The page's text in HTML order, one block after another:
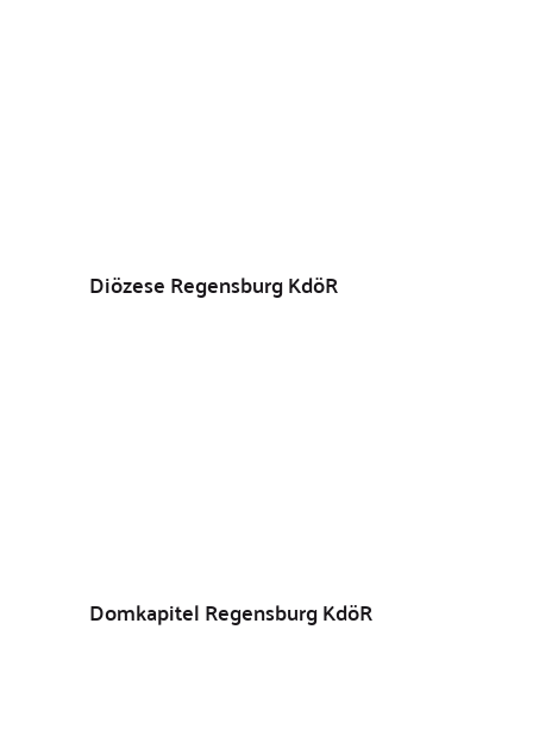
Diözese Regensburg KdöR
Domkapitel Regensburg KdöR